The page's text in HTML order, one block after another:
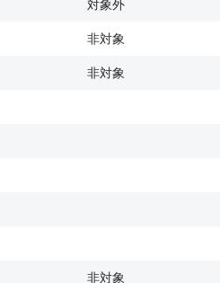
対象外
非対象
非対象
非対象